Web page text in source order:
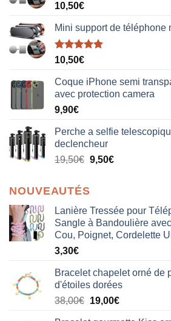
10,50€
Mini support de téléphone
Note5.00
10,50€
Coque iPhone semi
avec protection camera
9,90€
Perche a selfie
declencheur
19,50€ 9,50€
NOUVEAUTÉS
Lanière Tressée pour
Sangle à Bandoulière
Cou, Poignet, Cordelette
3,30€
Bracelet chapelet orné de
d'étoiles dorées
38,00€ Le
19,00€Le